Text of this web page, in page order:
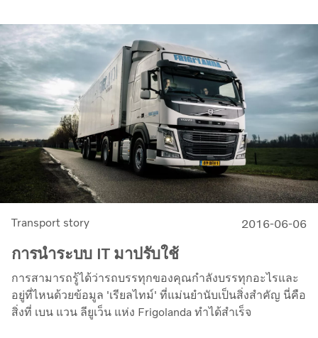
Transport story 2016-06-06
การนำระบบ IT มาปรับใช้
การสามารถรู้ได้ว่ารถบรรทุกของคุณกำลังบรรทุกอะไรและ
อยู่ที่ไหนด้วยข้อมูล 'เรียลไทม์' ที่แม่นยำนับเป็นสิ่งสำคัญ นี่คือ
สิ่งที่ เบน แวน ลียูเว็น แห่ง Frigolanda ทำได้สำเร็จ